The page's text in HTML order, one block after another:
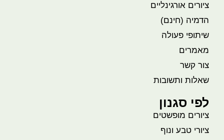
ציורים אורגינליים
הדמיה (חינם)
שיתופי פעולה
מאמרים
צור קשר
שאלות ותשובות
לפי סגנון
ציורים מופשטים
ציורי טבע ונוף